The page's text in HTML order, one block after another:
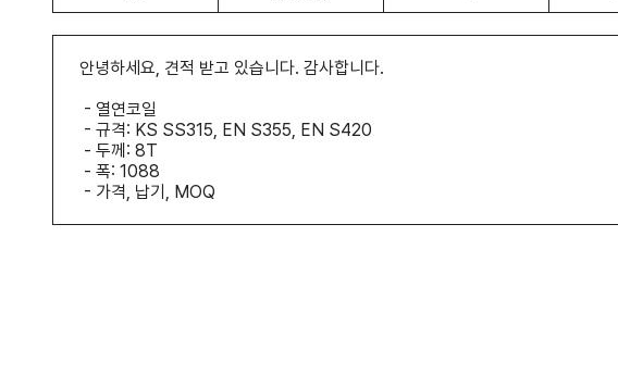
안녕하세요, 견적 받고 있습니다. 감사합니다.
- 열연코일
- 규격: KS SS315, EN S355, EN S420
- 두께: 8T
- 폭: 1088
- 가격, 납기, MOQ